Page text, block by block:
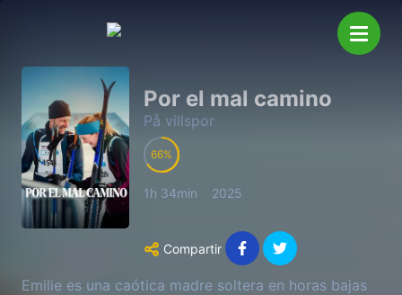
Por el mal camino
På villspor
66
1h 34min 2025
Compartir
Emilie es una caótica madre soltera en horas bajas